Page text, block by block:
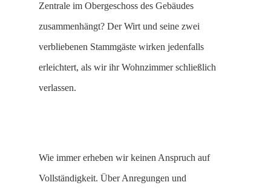
Zentrale im Obergeschoss des Gebäudes
zusammenhängt? Der Wirt und seine zwei
verbliebenen Stammgäste wirken jedenfalls
erleichtert, als wir ihr Wohnzimmer schließlich
verlassen.
Wie immer erheben wir keinen Anspruch auf
Vollständigkeit. Über Anregungen und